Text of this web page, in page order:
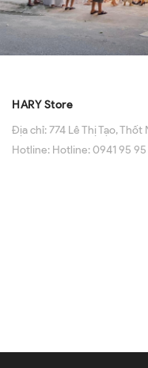
HARY Store
Địa chỉ:774 Lê Thị Tạo, Thốt
Hotline: Hotline: 0941 95